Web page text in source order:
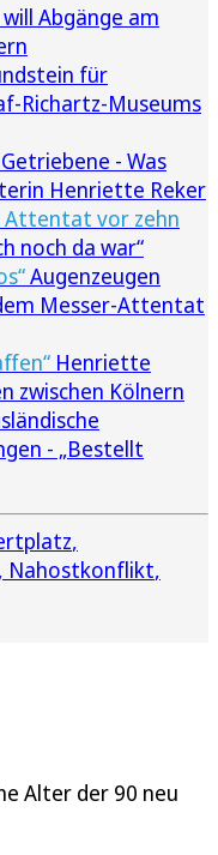
Abgänge am
für
Richartz-Museums
- Was
Henriette Reker
Attentat vor zehn
noch da war“
Augenzeugen
Messer-Attentat
Henriette
zwischen Kölnern
- „Bestellt
Nahostkonflikt
Alter der 90 neu